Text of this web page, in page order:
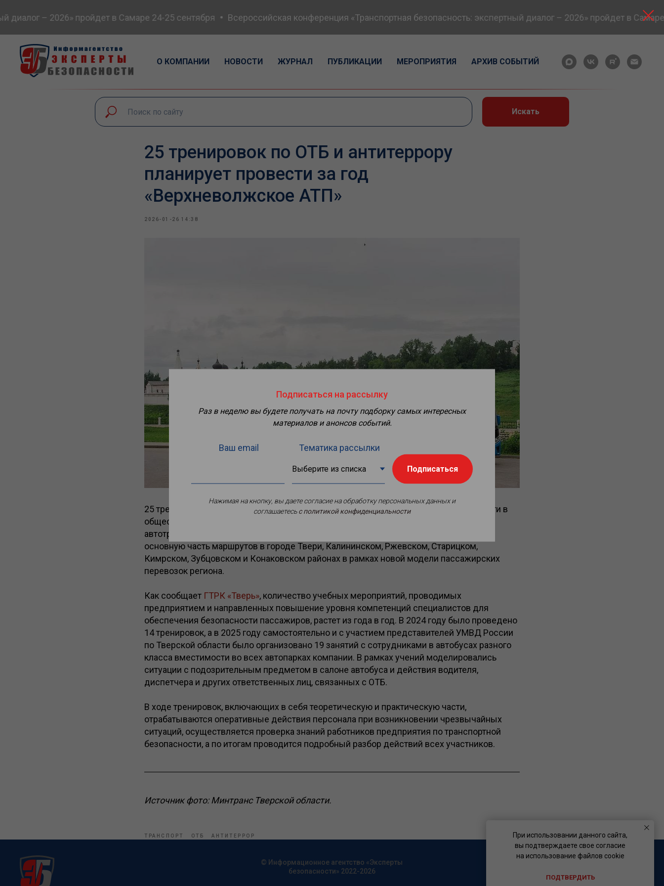
– 2026» пройдет в Самаре 24-25 сентября Всероссийская конференция «Транспортная безопасность: экспертный диалог – 2026» пройдет в Самаре
О КОМПАНИИ НОВОСТИ ЖУРНАЛ ПУБЛИКАЦИИ МЕРОПРИЯТИЯ АРХИВ СОБЫТИЙ
При использовании данного сайта,
вы подтверждаете свое согласие
на использование файлов cookie
ПОДТВЕРДИТЬ
Искать
25 тренировок по ОТБ и антитеррору
планирует провести за год
«Верхневолжское АТП»
2026-01-26 14:38
25 тренировок по транспортной безопасности и антитеррористической защищенности в
общественном транспорте планирует провести за 2026 год Верхневолжское
автотранспортное предприятие («Верхневолжское АТП»). Компания обслуживает
основную часть маршрутов в городе Твери, Калининском, Ржевском, Старицком,
Кимрском, Зубцовском и Конаковском районах в рамках новой модели пассажирских
перевозок региона.
Как сообщает ГТРК «Тверь», количество учебных мероприятий, проводимых
предприятием и направленных повышение уровня компетенций специалистов для
обеспечения безопасности пассажиров, растет из года в год. В 2024 году было проведено
14 тренировок, а в 2025 году самостоятельно и с участием представителей УМВД России
по Тверской области было организовано 19 занятий с сотрудниками в автобусах разного
класса вместимости во всех автопарках компании. В рамках учений моделировались
ситуации с подозрительным предметом в салоне автобуса и действия водителя,
диспетчера и других ответственных лиц, связанных с ОТБ.
В ходе тренировок, включающих в себя теоретическую и практическую части,
отрабатываются оперативные действия персонала при возникновении чрезвычайных
ситуаций, осуществляется проверка знаний работников предприятия по транспортной
безопасности, а по итогам проводится подробный разбор действий всех участников.
Источник фото: Минтранс Тверской области.
ТРАНСПОРТ ОТБ АНТИТЕРРОР
Подписаться на рассылку
Раз в неделю вы будете получать на почту подборку самых интересных
материалов и анонсов событий.
Ваш email Тематика рассылки
Подписаться
Нажимая на кнопку, вы даете согласие на обработку персональных данных и
соглашаетесьc политикой конфиденциальности
© Информационное агентство «Эксперты
безопасности» 2022-2026